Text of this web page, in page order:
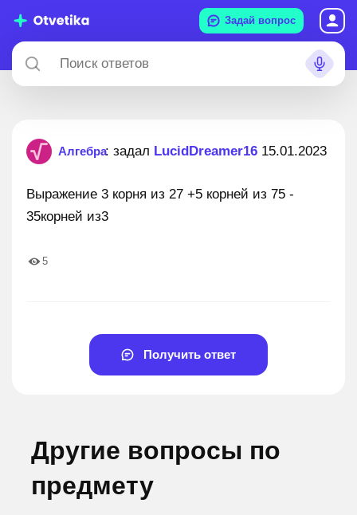
Задай вопрос
Алгебра: задал LucidDreamer16 15.01.2023
Выражение 3 корня из 27 +5 корней из 75 -
35корней из3
5
Получить ответ
Другие вопросы по
предмету